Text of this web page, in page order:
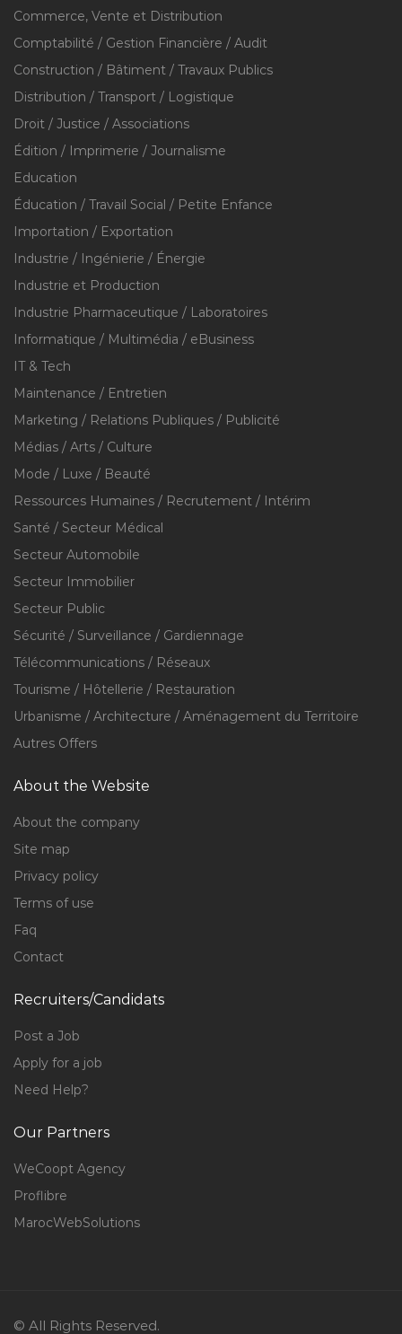
Commerce, Vente et Distribution
Comptabilité / Gestion Financière / Audit
Construction / Bâtiment / Travaux Publics
Distribution / Transport / Logistique
Droit / Justice / Associations
Édition / Imprimerie / Journalisme
Education
Éducation / Travail Social / Petite Enfance
Importation / Exportation
Industrie / Ingénierie / Énergie
Industrie et Production
Industrie Pharmaceutique / Laboratoires
Informatique / Multimédia / eBusiness
IT & Tech
Maintenance / Entretien
Marketing / Relations Publiques / Publicité
Médias / Arts / Culture
Mode / Luxe / Beauté
Ressources Humaines / Recrutement / Intérim
Santé / Secteur Médical
Secteur Automobile
Secteur Immobilier
Secteur Public
Sécurité / Surveillance / Gardiennage
Télécommunications / Réseaux
Tourisme / Hôtellerie / Restauration
Urbanisme / Architecture / Aménagement du Territoire
Autres Offers
About the Website
About the company
Site map
Privacy policy
Terms of use
Faq
Contact
Recruiters/Candidats
Post a Job
Apply for a job
Need Help?
Our Partners
WeCoopt Agency
Proflibre
MarocWebSolutions
© All Rights Reserved.